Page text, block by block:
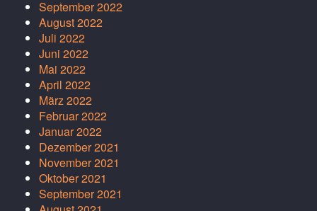
September 2022
August 2022
Juli 2022
Juni 2022
Mai 2022
April 2022
März 2022
Februar 2022
Januar 2022
Dezember 2021
November 2021
Oktober 2021
September 2021